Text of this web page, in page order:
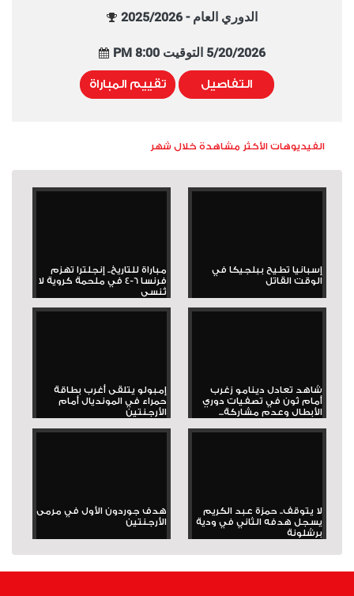
الدوري العام - 2025/2026
5/20/2026 التوقيت 8:00 PM
التفاصيل تقييم المباراة
الفيديوهات الأكثر مشاهدة خلال شهر
إسبانيا تطيح ببلجيكا في
الوقت القاتل
مباراة للتاريخ.. إنجلترا تهزم
فرنسا 6-4 في ملحمة كروية لا
تُنسى
شاهد تعادل دينامو زغرب
أمام ثون في تصفيات دوري
الأبطال وعدم مشاركة...
إمبولو يتلقى أغرب بطاقة
حمراء في المونديال أمام
الأرجنتين
لا يتوقف.. حمزة عبد الكريم
يسجل هدفه الثاني في ودية
برشلونة
هدف جوردون الأول في مرمى
الأرجنتين